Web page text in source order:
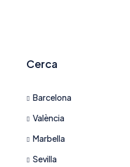
Cerca
Barcelona
València
Marbella
Sevilla